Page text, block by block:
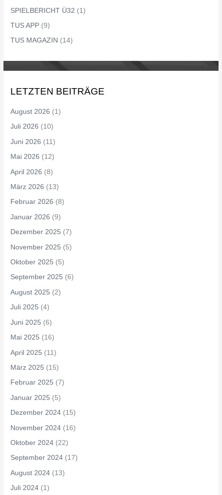
SPIELBERICHT Ü32 (1)
TUS APP (9)
TUS MAGAZIN (14)
LETZTEN BEITRÄGE
August 2026 (1)
Juli 2026 (10)
Juni 2026 (11)
Mai 2026 (12)
April 2026 (8)
März 2026 (13)
Februar 2026 (8)
Januar 2026 (9)
Dezember 2025 (7)
November 2025 (5)
Oktober 2025 (5)
September 2025 (6)
August 2025 (2)
Juli 2025 (4)
Juni 2025 (6)
Mai 2025 (16)
April 2025 (11)
März 2025 (15)
Februar 2025 (7)
Januar 2025 (5)
Dezember 2024 (15)
November 2024 (16)
Oktober 2024 (22)
September 2024 (17)
August 2024 (13)
Juli 2024 (1)